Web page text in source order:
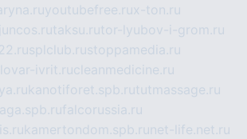
youtubefree.rux-ton.ru
taksu.rutor-lyubov-i-grom.ru
splclub.rustoppamedia.ru
ivrit.rucleanmedicine.ru
kanotiforet.spb.rututmassage.ru
falcorussia.ru
kamertondom.spb.ru net-life.net.ru